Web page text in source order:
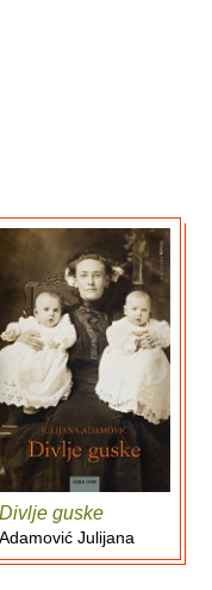
Divlje guske
Adamović Julijana